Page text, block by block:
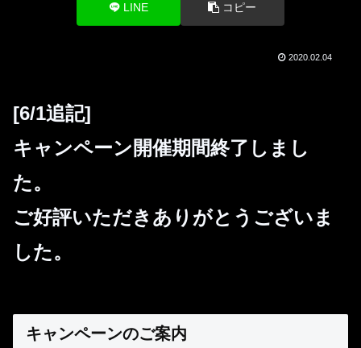
LINE コピー
2020.02.04
[6/1追記]
キャンペーン開催期間終了しまし
た。
ご好評いただきありがとうございま
した。
キャンペーンのご案内